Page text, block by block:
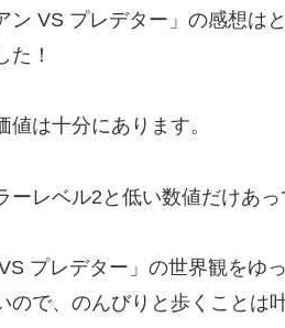
ン VS プレデター」の感想は
た！
値は十分にあります。
ーレベル2と低い数値だけあ
VS プレデター」の世界観を
ので、のんびりと歩くことは